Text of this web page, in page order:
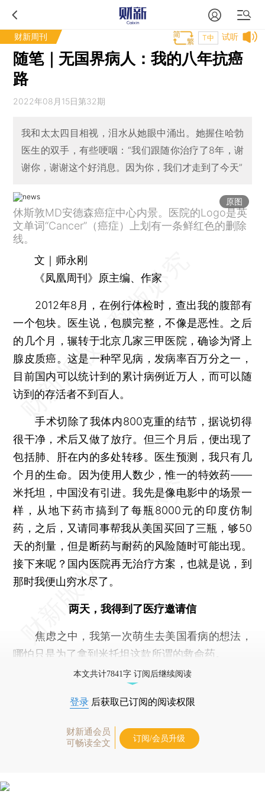
财新周刊 试听
T中
随笔｜无国界病人：我的八年抗癌
路
2022年08月15日第32期
我和太太四目相视，泪水从她眼中涌出。她握住哈勃
医生的双手，有些哽咽：“我们跟随你治疗了8年，谢
谢你，谢谢这个好消息。因为你，我们才走到了今天”
原图
休斯敦MD安德森癌症中心内景。医院的Logo是英
文单词“Cancer”（癌症）上划有一条鲜红色的删除
线。
文｜师永刚
《凤凰周刊》原主编、作家
2012年8月，在例行体检时，查出我的腹部有
一个包块。医生说，包膜完整，不像是恶性。之后
的几个月，辗转于北京几家三甲医院，确诊为肾上
腺皮质癌。这是一种罕见病，发病率百万分之一，
目前国内可以统计到的累计病例近万人，而可以随
访到的存活者不到百人。
手术切除了我体内800克重的结节，据说切得
很干净，术后又做了放疗。但三个月后，便出现了
包括肺、肝在内的多处转移。医生预测，我只有几
个月的生命。因为使用人数少，惟一的特效药——
米托坦，中国没有引进。我先是像电影中的场景一
样，从地下药市搞到了每瓶8000元的印度仿制
药，之后，又请同事帮我从美国买回了三瓶，够50
天的剂量，但是断药与耐药的风险随时可能出现。
接下来呢？国内医院再无治疗方案，也就是说，到
那时我便山穷水尽了。
两天，我得到了医疗邀请信
焦虑之中，我第一次萌生去美国看病的想法，
哪怕只是为了拿到米托坦这款所谓的救命药。
本文共计7841字 订阅后继续阅读
登录 后获取已订阅的阅读权限
财新通会员
可畅读全文
订阅/会员升级